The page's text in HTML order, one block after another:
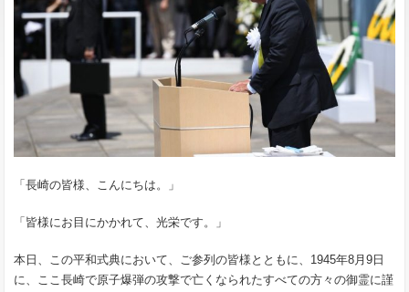
「長崎の皆様、こんにちは。」
「皆様にお目にかかれて、光栄です。」
本日、この平和式典において、ご参列の皆様とともに、1945年8月9日
に、ここ長崎で原子爆弾の攻撃で亡くなられたすべての方々の御霊に謹